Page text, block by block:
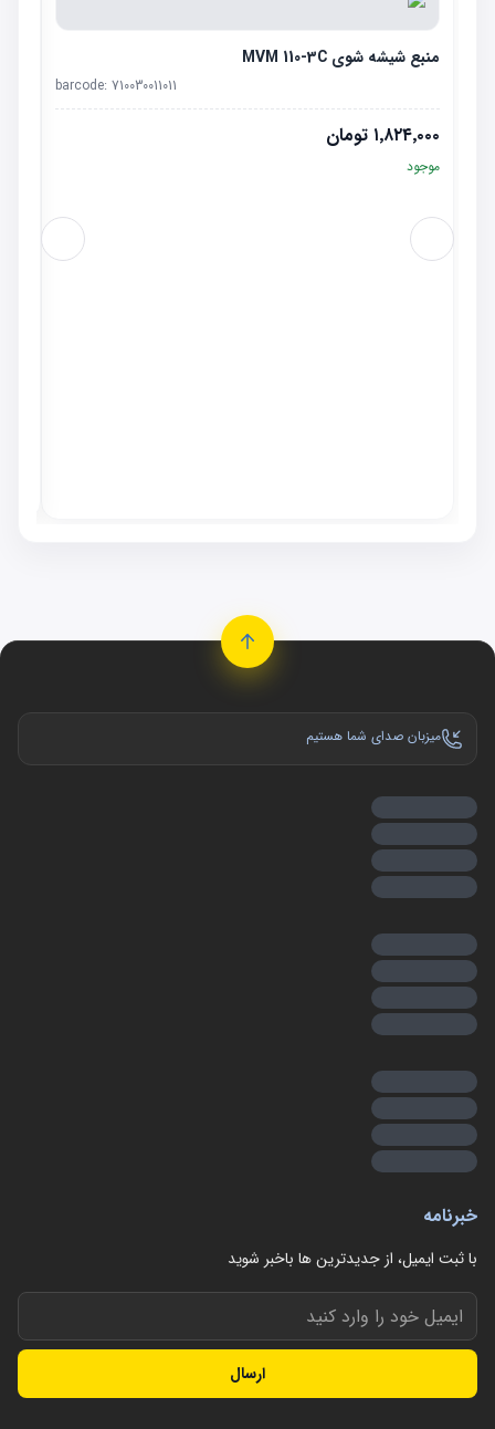
منبع شیشه شوی MVM 110-3C
barcode: 710030011011
۱٬۸۲۴٬۰۰۰ تومان
موجود
میزبان صدای شما هستیم
خبرنامه
با ثبت ایمیل، از جدید‌ترین ها با‌خبر شوید
ارسال